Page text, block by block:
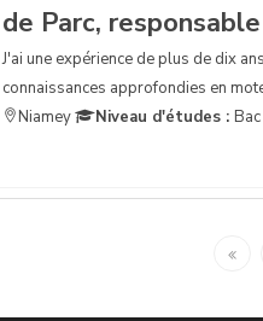
de Parc,
J'ai une expérience de plus de dix
connaissances approfondies en
Niamey
Niveau d'études :